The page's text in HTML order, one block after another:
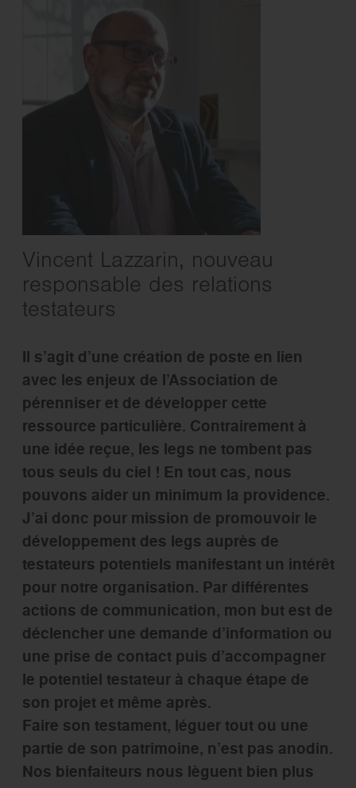
Vincent Lazzarin, nouveau
responsable des relations
testateurs
Il s’agit d’une création de poste en lien
avec les enjeux de l’Association de
pérenniser et de développer cette
ressource particulière. Contrairement à
une idée reçue, les legs ne tombent pas
tous seuls du ciel ! En tout cas, nous
pouvons aider un minimum la providence.
J’ai donc pour mission de promouvoir le
développement des legs auprès de
testateurs potentiels manifestant un intérêt
pour notre organisation. Par différentes
actions de communication, mon but est de
déclencher une demande d’information ou
une prise de contact puis d’accompagner
le potentiel testateur à chaque étape de
son projet et même après.
Faire son testament, léguer tout ou une
partie de son patrimoine, n’est pas anodin.
Nos bienfaiteurs nous lèguent bien plus